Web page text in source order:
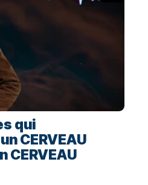
qui
CERVEAU
CERVEAU